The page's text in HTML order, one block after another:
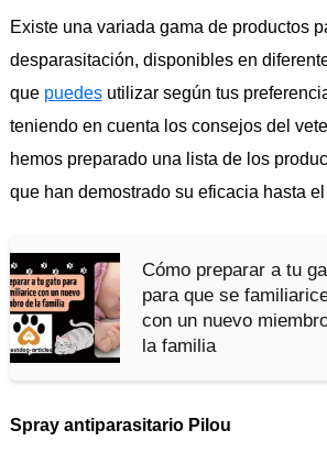
Existe una variada gama de productos
desparasitación, disponibles en
que puedesutilizar según tus
teniendo en cuenta los consejos del
hemos preparado una lista de los
que han demostrado su eficacia hasta
Cómo preparar a tu
para que se
con un nuevo
la familia
Spray antiparasitario Pilou